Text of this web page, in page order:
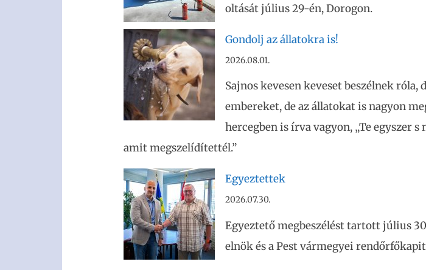
oltását július 29-én, Dorogon.
Gondolj az állatokra is!
2026.08.01.
Sajnos kevesen keveset beszélnek róla,
embereket, de az állatokat is nagyon
hercegben is írva vagyon, „Te egyszer
amit megszelídítettél.”
Egyeztettek
2026.07.30.
Egyeztető megbeszélést tartott július
elnök és a Pest vármegyei